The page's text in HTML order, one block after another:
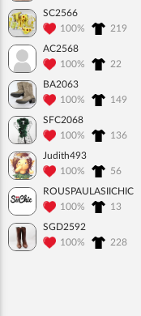
SC2566
100%
219
AC2568
100%
22
BA2063
100%
149
SFC2068
100%
136
Judith493
100%
56
ROUSPAULASIICHIC
100%
13
SGD2592
100%
228